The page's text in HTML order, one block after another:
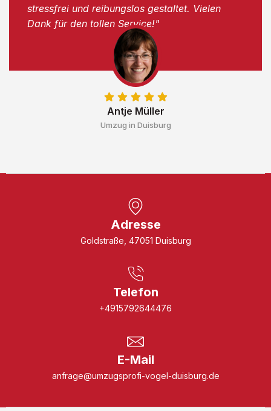
Antje Müller
Umzug in Duisburg
stressfrei und reibungslos gestaltet. Vielen
Dank für den tollen Service!"
Adresse
Goldstraße, 47051 Duisburg
Telefon
+4915792644476
E-Mail
anfrage@umzugsprofi-vogel-duisburg.de